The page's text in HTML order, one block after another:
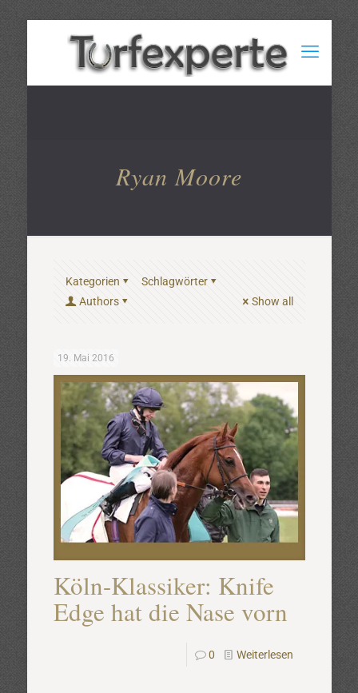
Ryan Moore
Kategorien
Schlagwörter
Authors
Show all
19. Mai 2016
Köln-Klassiker: Knife
Edge hat die Nase vorn
0 Weiterlesen